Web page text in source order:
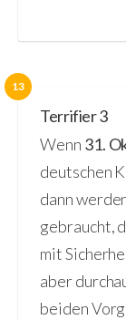
13
Terrifier 3
Wenn 31.
deutschen
dann
gebraucht,
mit
aber
beiden